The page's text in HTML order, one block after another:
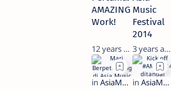
AMAZING
Work!
12 years ago
Music
Festival
2014
3 years ago